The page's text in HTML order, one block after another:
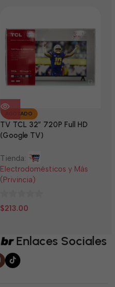
AGOTADO
TV TCL 32” 720P Full HD
(Google TV)
Tienda:
Electrodomésticos y Más
(Privincia)
0
$213.00
Enlaces Sociales